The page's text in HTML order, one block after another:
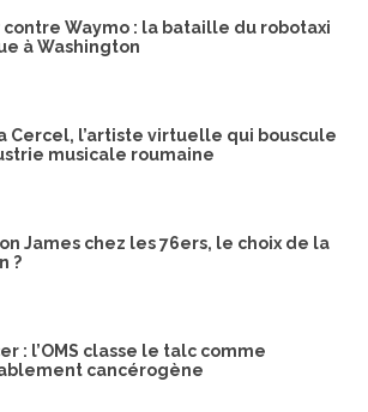
contre Waymo : la bataille du robotaxi
à Washington
Cercel, l’artiste virtuelle qui bouscule
musicale roumaine
James chez les 76ers, le choix de la
?
: l’OMS classe le talc comme
cancérogène